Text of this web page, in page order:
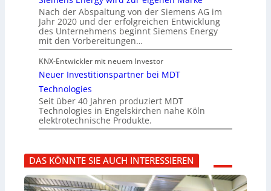
Nach der Abspaltung von der Siemens AG im
Jahr 2020 und der erfolgreichen Entwicklung
des Unternehmens beginnt Siemens Energy
mit den Vorbereitungen…
KNX-Entwickler mit neuem Investor
Neuer Investitionspartner bei MDT
Technologies
Seit über 40 Jahren produziert MDT
Technologies in Engelskirchen nahe Köln
elektrotechnische Produkte.
DAS KÖNNTE SIE AUCH INTERESSIEREN